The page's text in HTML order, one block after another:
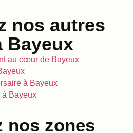
nos autres
Bayeux
au cœur de Bayeux
à Bayeux
à Bayeux
nos zones